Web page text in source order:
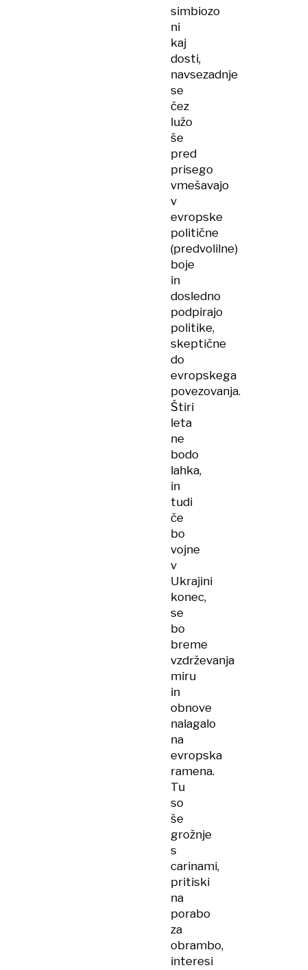
simbiozo
ni
kaj
dosti,
navsezadnje
se
čez
lužo
še
pred
prisego
vmešavajo
v
evropske
politične
(predvolilne)
boje
in
dosledno
podpirajo
politike,
skeptične
do
evropskega
povezovanja.
Štiri
leta
ne
bodo
lahka,
in
tudi
če
bo
vojne
v
Ukrajini
konec,
se
bo
breme
vzdrževanja
miru
in
obnove
nalagalo
na
evropska
ramena.
Tu
so
še
grožnje
s
carinami,
pritiski
na
porabo
za
obrambo,
interesi